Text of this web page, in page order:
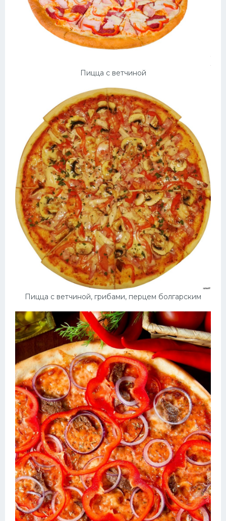
Пицца с ветчиной
Пицца с ветчиной, грибами, перцем болгарским